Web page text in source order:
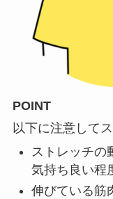
POINT
以下に注意して
ストレッチの
気持ち良い程
伸びている筋